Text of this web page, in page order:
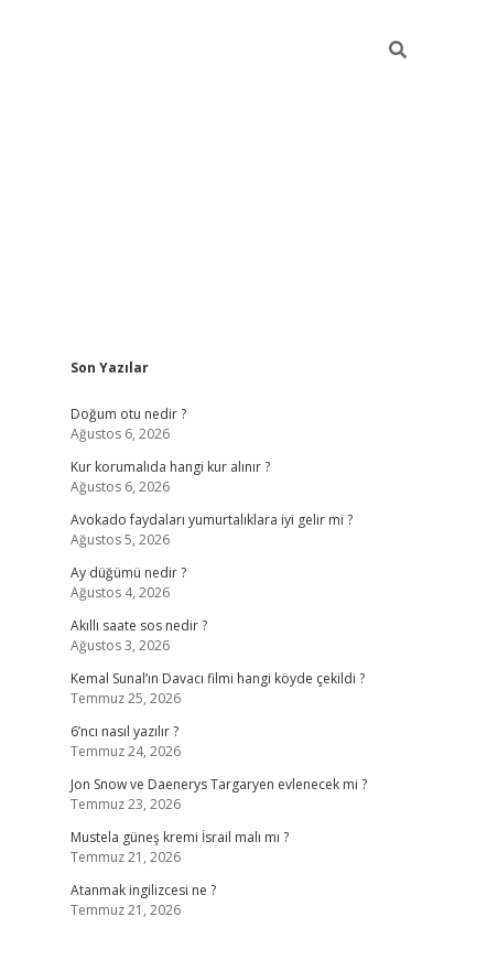
Sidebar
Son Yazılar
Doğum otu nedir ?
Ağustos 6, 2026
Kur korumalıda hangi kur alınır ?
Ağustos 6, 2026
Avokado faydaları yumurtalıklara iyi gelir mi ?
Ağustos 5, 2026
Ay düğümü nedir ?
Ağustos 4, 2026
Akıllı saate sos nedir ?
Ağustos 3, 2026
Kemal Sunal’ın Davacı filmi hangi köyde çekildi ?
Temmuz 25, 2026
6’ncı nasıl yazılır ?
Temmuz 24, 2026
Jon Snow ve Daenerys Targaryen evlenecek mi ?
Temmuz 23, 2026
Mustela güneş kremi İsrail malı mı ?
Temmuz 21, 2026
Atanmak ingilizcesi ne ?
Temmuz 21, 2026
betcivdcasino giriş